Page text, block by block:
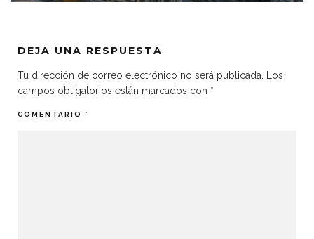
DEJA UNA RESPUESTA
Tu dirección de correo electrónico no será publicada. Los
campos obligatorios están marcados con *
COMENTARIO *